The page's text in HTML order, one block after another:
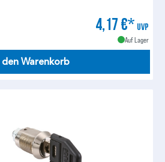
4,17 €* UVP
Auf Lager
den Warenkorb